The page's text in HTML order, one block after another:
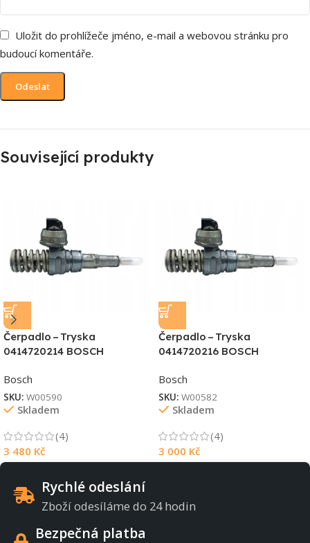
Uložit do prohlížeče jméno, e-mail a webovou stránku pro
budoucí komentáře.
Související produkty
Čerpadlo – Tryska
0414720214 BOSCH
Bosch
SKU: W00590
Skladem
(4)
3 480 Kč
Čerpadlo – Tryska
0414720216 BOSCH
Bosch
SKU: W00582
Skladem
(4)
3 000 Kč
Rychlé odeslání
Zboží odesíláme do 24 hodin
Bezpečná platba